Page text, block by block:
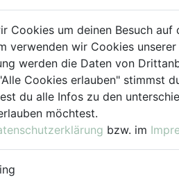
Kräuter
Cookies um deinen Besuch auf
verwenden wir Cookies
werden die Daten von
Cookies erlauben" stimmst
du alle Infos zu den
möchtest.
bzw. im